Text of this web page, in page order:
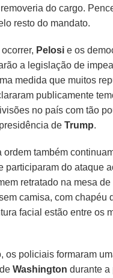
do cargo.
resto do mandato.
Pelosi e os
a legislação de
medida que muitos
publicamente
no país com tão
deTrump.
ordem também
participaram do ataque
retratado na mesa de
camisa, com chapéu
facial estão entre os
os policiais formaram
deWashington durante a